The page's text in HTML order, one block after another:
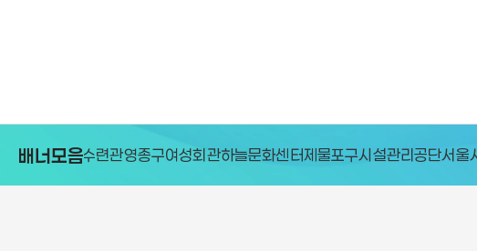
배너모음
청소년수련관영종구여성회관하늘문화센터제물포구시설관리공단서울시민